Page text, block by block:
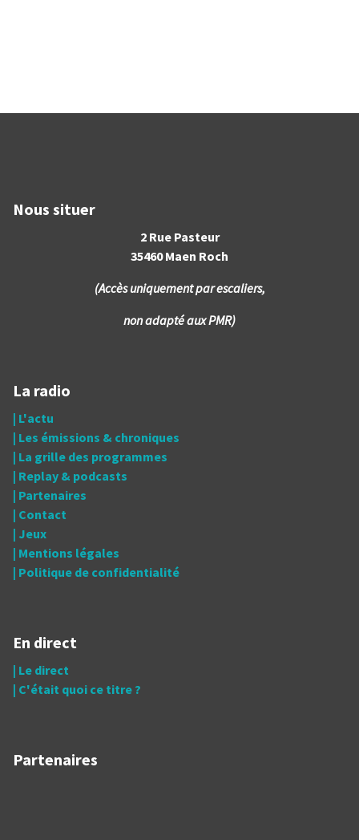
Nous situer
2 Rue Pasteur
35460 Maen Roch
(Accès uniquement par escaliers,
non adapté aux PMR)
La radio
| L'actu
| Les émissions & chroniques
| La grille des programmes
| Replay & podcasts
| Partenaires
| Contact
| Jeux
| Mentions légales
| Politique de confidentialité
En direct
| Le direct
| C'était quoi ce titre ?
Partenaires